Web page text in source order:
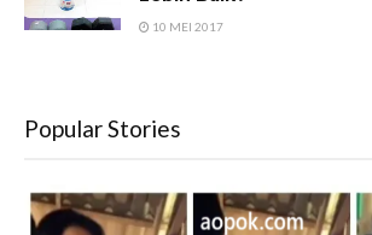
10 MEI 2017
Popular Stories